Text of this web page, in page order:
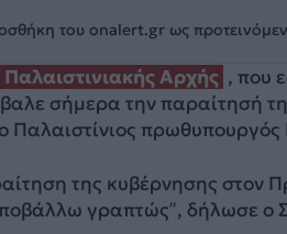
του onalert.gr ως
Παλαιστινιακής Αρχής , που
σήμερα την παραίτησή
Παλαιστίνιος
της κυβέρνησης στον
γραπτώς”, δήλωσε ο